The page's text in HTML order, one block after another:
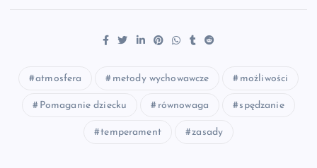
atmosfera metody wychowawcze możliwości
Pomaganie dziecku równowaga spędzanie
temperament zasady